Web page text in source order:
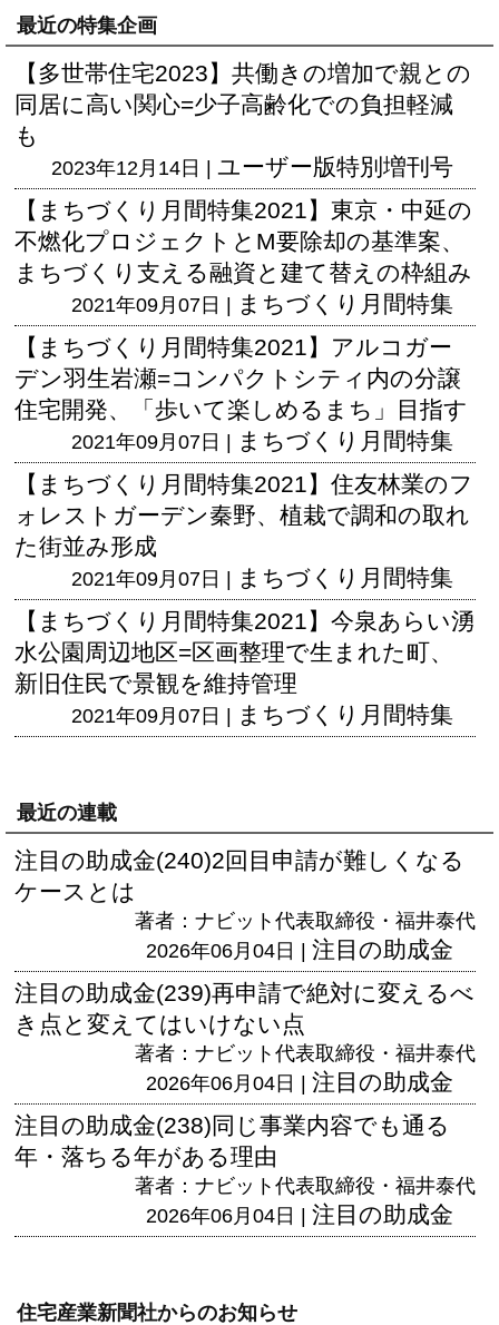
最近の特集企画
【多世帯住宅2023】共働きの増加で親との
同居に高い関心=少子高齢化での負担軽減
も
2023年12月14日 | ユーザー版特別増刊号
【まちづくり月間特集2021】東京・中延の
不燃化プロジェクトとM要除却の基準案、
まちづくり支える融資と建て替えの枠組み
2021年09月07日 | まちづくり月間特集
【まちづくり月間特集2021】アルコガー
デン羽生岩瀬=コンパクトシティ内の分譲
住宅開発、「歩いて楽しめるまち」目指す
2021年09月07日 | まちづくり月間特集
【まちづくり月間特集2021】住友林業のフ
ォレストガーデン秦野、植栽で調和の取れ
た街並み形成
2021年09月07日 | まちづくり月間特集
【まちづくり月間特集2021】今泉あらい湧
水公園周辺地区=区画整理で生まれた町、
新旧住民で景観を維持管理
2021年09月07日 | まちづくり月間特集
最近の連載
注目の助成金(240)2回目申請が難しくなる
ケースとは
著者：ナビット代表取締役・福井泰代
2026年06月04日 | 注目の助成金
注目の助成金(239)再申請で絶対に変えるべ
き点と変えてはいけない点
著者：ナビット代表取締役・福井泰代
2026年06月04日 | 注目の助成金
注目の助成金(238)同じ事業内容でも通る
年・落ちる年がある理由
著者：ナビット代表取締役・福井泰代
2026年06月04日 | 注目の助成金
住宅産業新聞社からのお知らせ